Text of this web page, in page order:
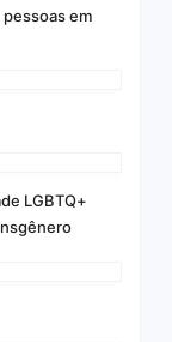
pessoas em
LGBTQ+